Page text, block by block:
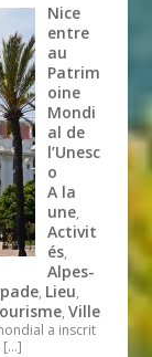
Nice
entre
au
Patrim
oine
Mondi
al de
l’Unesc
o
A la
une,
Activit
és,
Alpes-
, Lieu,
,Ville
a inscrit
[…]